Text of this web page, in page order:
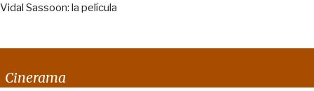
Vidal Sassoon: la película
Cinerama